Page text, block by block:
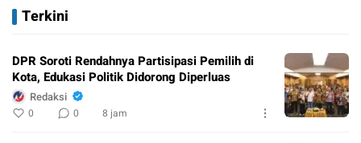
Terkini
DPR Soroti Rendahnya Partisipasi Pemilih di
Kota, Edukasi Politik Didorong Diperluas
Redaksi
0 0 8 jam